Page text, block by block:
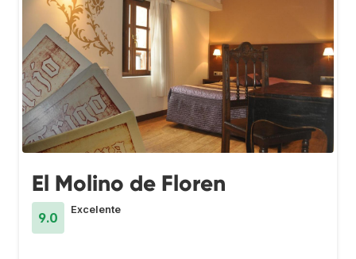
El Molino de Floren
9.0
Excelente